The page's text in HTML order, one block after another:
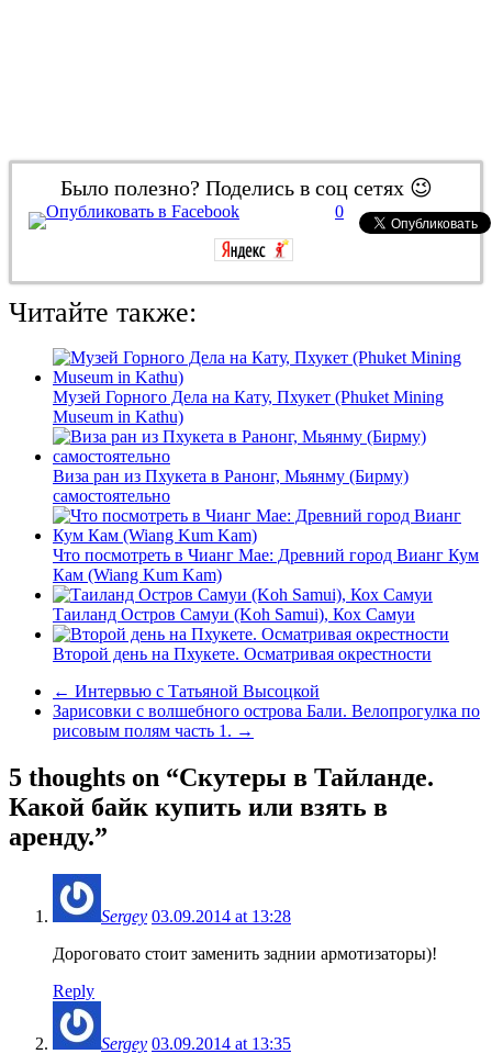
Было полезно? Поделись в соц сетях 😉
0
Читайте также:
Музей Горного Дела на Кату, Пхукет (Phuket Mining
Museum in Kathu)
Виза ран из Пхукета в Ранонг, Мьянму (Бирму)
самостоятельно
Что посмотреть в Чианг Мае: Древний город Вианг Кум
Кам (Wiang Kum Kam)
Таиланд Остров Самуи (Koh Samui), Кох Самуи
Второй день на Пхукете. Осматривая окрестности
← Интервью с Татьяной Высоцкой
Зарисовки с волшебного острова Бали. Велопрогулка по
рисовым полям часть 1. →
5 thoughts on “Скутеры в Тайланде.
Какой байк купить или взять в
аренду.”
Sergey 03.09.2014 at 13:28
Дороговато стоит заменить заднии армотизаторы)!
Reply
Sergey 03.09.2014 at 13:35